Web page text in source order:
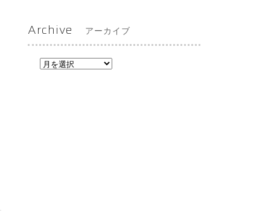
Archive アーカイブ